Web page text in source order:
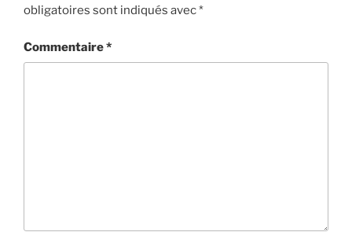
obligatoires sont indiqués avec*
Commentaire*